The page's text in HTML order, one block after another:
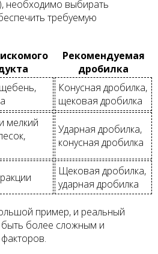
необходимо выбирать
требуемую
Рекомендуемая
дробилка
Конусная дробилка,
щековая дробилка
мелкий
Ударная дробилка,
конусная дробилка
Щековая дробилка,
ударная дробилка
пример, и реальный
более сложным и